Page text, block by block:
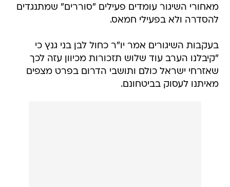
מאחורי השיגור עומדים פעילים "סוררים" שמתנגדים
להסדרה ולא בפעילי חמאס.
בעקבות השיגורים אמר יו"ר כחול לבן בני גנץ כי
"קיבלנו הערב עוד שלוש תזכורות מכיוון עזה לכך
שאזרחי ישראל כולם ותושבי הדרום בפרט מצפים
מאיתנו לעסוק בביטחונם.